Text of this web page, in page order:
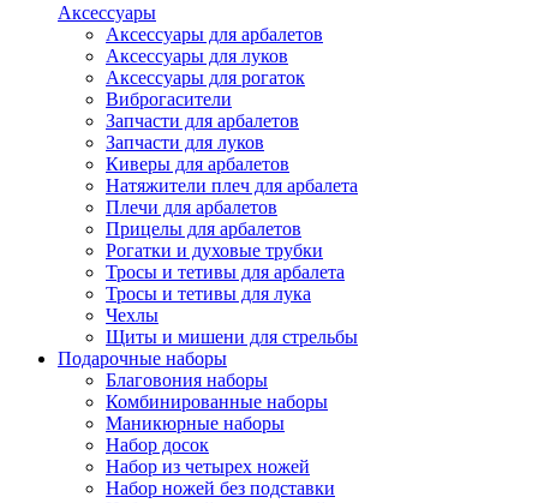
Аксессуары
Аксессуары для арбалетов
Аксессуары для луков
Аксессуары для рогаток
Виброгасители
Запчасти для арбалетов
Запчасти для луков
Киверы для арбалетов
Натяжители плеч для арбалета
Плечи для арбалетов
Прицелы для арбалетов
Рогатки и духовые трубки
Тросы и тетивы для арбалета
Тросы и тетивы для лука
Чехлы
Щиты и мишени для стрельбы
Подарочные наборы
Благовония наборы
Комбинированные наборы
Маникюрные наборы
Набор досок
Набор из четырех ножей
Набор ножей без подставки